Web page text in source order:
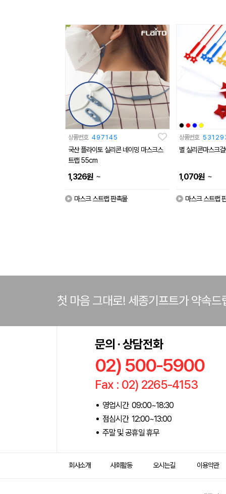
상품번호 497145
국산 플라이토 실리콘 네이밍 마스크스
트랩 55cm
1,326원 ~
마스크 스트랩 판촉물
상품번호
별 실리콘마스크
1,070원 ~
마스크 스트랩
첫 마음 그대로! 세종기프트가 약속드
문의 · 상담전화
02) 500-5900
Fax : 02) 2265-4153
영업시간 09:00~18:30
점심시간 12:00~13:00
주말 및 공휴일 휴무
회사소개 사회활동 오시는길 이용약관